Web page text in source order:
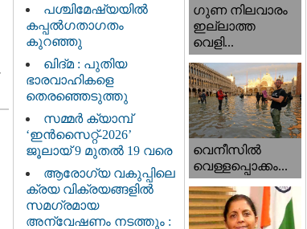
പശ്ചിമേഷ്യയിൽ
കപ്പൽഗതാഗതം
കുറഞ്ഞു
ഖിദ്മ : പുതിയ
ഭാരവാഹികളെ
തെരഞ്ഞെടുത്തു
സമ്മർ ക്യാമ്പ്
‘ഇൻസൈറ്റ്-2026’
ജൂലായ് 9 മുതൽ 19 വരെ
ആരോഗ്യ വകുപ്പിലെ
ക്രയ വിക്രയങ്ങളിൽ
സമഗ്രമായ
അന്വേഷണം നടത്തും :
ഗുണ നിലവാരം
ഇല്ലാത്ത
വെളി...
വെനീസില്‍
വെള്ളപ്പൊക്കം...